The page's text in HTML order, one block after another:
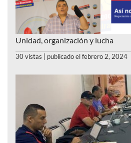
Unidad, organización y lucha
30 vistas publicado el febrero 2, 2024